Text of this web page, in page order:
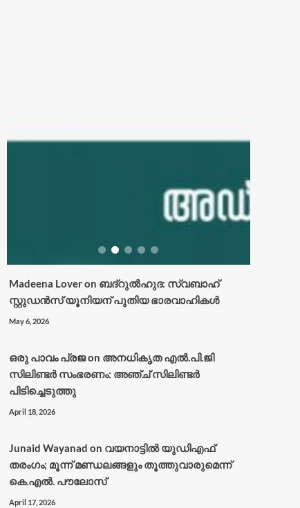
Madeena Loveron ബദ്റുൽഹുദ: സ്വബാഹ്
സ്റ്റുഡൻസ് യൂനിയന് പുതിയ ഭാരവാഹികൾ
May 6, 2026
ഒരു പാവം പ്രജon അനധികൃത എൽ.പി.ജി
സിലിണ്ടർ സംഭരണം: അഞ്ച് സിലിണ്ടർ
പിടിച്ചെടുത്തു
April 18, 2026
Junaid Wayanad on വയനാട്ടില്‍ യുഡിഎഫ്
തരംഗം; മൂന്ന് മണ്ഡലങ്ങളും തൂത്തുവാരുമെന്ന്
കെ.എല്‍. പൗലോസ്
April 17, 2026